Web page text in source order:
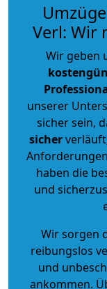
Verl: Wir
Wir geben
unserer
sicher sein,
sicher
haben die
und
Wir sorgen
reibungslos
und
ankommen.